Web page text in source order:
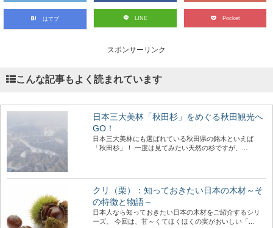
はてブ LINE Pocket
スポンサーリンク
こんな記事もよく読まれています
日本三大美林「秋田杉」をめぐる秋田観光へ
GO！
日本三大美林にも選ばれている秋田県の銘木といえば
「秋田杉」！ 一度は見てみたい天然の杉ですが、...
クリ（栗）：知っておきたい日本の木材～そ
の特徴と物語～
日本人なら知っておきたい日本の木材をご紹介するシリ
ーズ。 今回は、甘～くてほくほくの実がおいしい「...